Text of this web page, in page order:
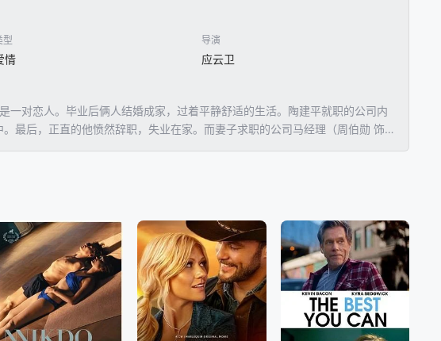
型
情
导演
应云卫
对恋人。毕业后俩人结婚成家，过着平静舒适的生活。陶建平就职的公司内
最后，正直的他愤然辞职，失业在家。而妻子求职的公司马经理（周伯勋 饰）